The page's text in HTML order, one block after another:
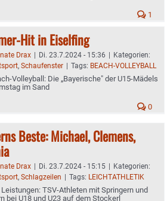
1
Hit in Eiselfing
Drax | Di. 23.7.2024 - 15:36 | Kategorien:
, Schaufenster | Tags: BEACH-VOLLEYBALL
Volleyball: Die „Bayerische" der U15-Mädels
im Sand
0
Beste: Michael, Clemens,
Drax | Di. 23.7.2024 - 15:15 | Kategorien:
, Schlagzeilen | Tags: LEICHTATHLETIK
TSV-Athleten mit Springern und
bei U18 und U23 auf dem Stockerl